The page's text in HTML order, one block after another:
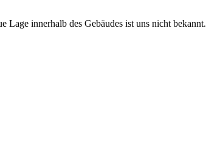
Lage innerhalb des Gebäudes ist uns nicht bekannt.